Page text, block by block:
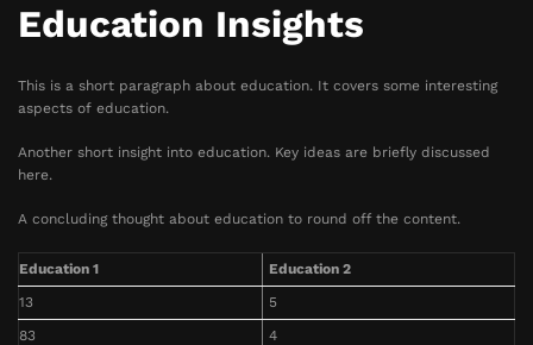
Education Insights
This is a short paragraph about education. It covers some interesting
aspects of education.
Another short insight into education. Key ideas are briefly discussed
here.
A concluding thought about education to round off the content.
Education 1
Education 2
13
5
83
4